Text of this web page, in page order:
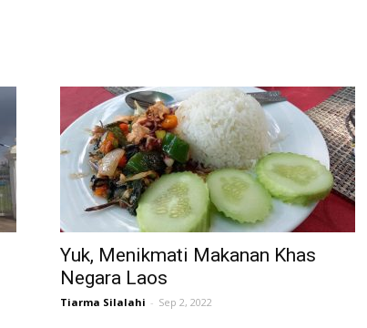
Yuk, Menikmati Makanan Khas
Negara Laos
Tiarma Silalahi - Sep 2, 2022